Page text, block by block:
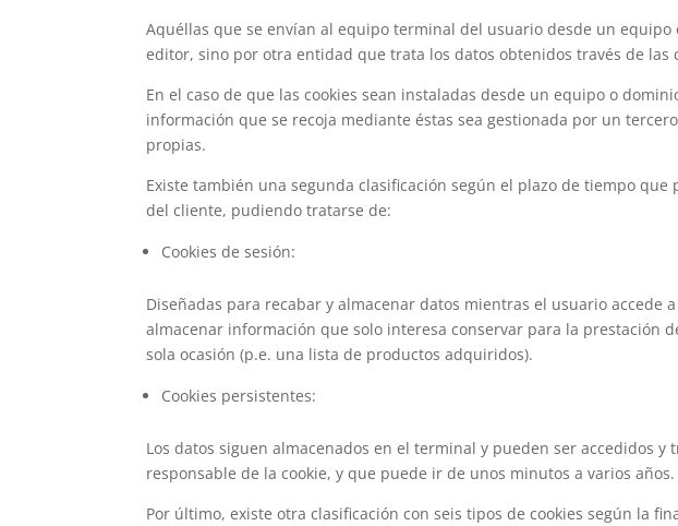
Aquéllas que se envían al equipo terminal del usuario desde un
editor, sino por otra entidad que trata los datos obtenidos través de las
En el caso de que las cookies sean instaladas desde un equipo o
información que se recoja mediante éstas sea gestionada por un
propias.
Existe también una segunda clasificación según el plazo de tiempo
del cliente, pudiendo tratarse de:
Cookies de sesión:
Diseñadas para recabar y almacenar datos mientras el usuario accede
almacenar información que solo interesa conservar para la prestación
sola ocasión (p.e. una lista de productos adquiridos).
Cookies persistentes:
Los datos siguen almacenados en el terminal y pueden ser accedidos
responsable de la cookie, y que puede ir de unos minutos a varios años.
Por último, existe otra clasificación con seis tipos de cookies según la